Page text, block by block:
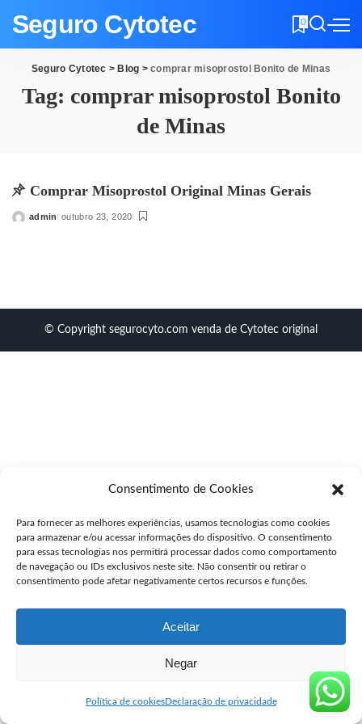
Consentimento de Cookies
Para fornecer as melhores experiências, usamos tecnologias como cookies
para armazenar e/ou acessar informações do dispositivo. O consentimento
para essas tecnologias nos permitirá processar dados como comportamento
de navegação ou IDs exclusivos neste site. Não consentir ou retirar o
consentimento pode afetar negativamente certos recursos e funções.
Aceitar
Negar
Política de cookiesDeclaração de privacidade
Seguro Cytotec 0
Seguro Cytotec > Blog >comprar misoprostol Bonito de Minas
Tag: comprar misoprostol Bonito
de Minas
Comprar Misoprostol Original Minas Gerais
Posted
admin outubro 23, 2020
© Copyright segurocyto.com venda de Cytotec original